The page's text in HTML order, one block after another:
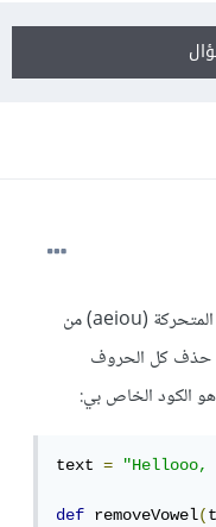
أحاول إنشاء دالة تقوم بحذف كل الحروف المتحركة (aeiou) من
حذف كل الحروف
الكود الخاص بي:
text = "Hellooo,
def removeVowel(